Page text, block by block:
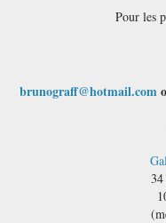
Pour les
brunograff@hotmail.com